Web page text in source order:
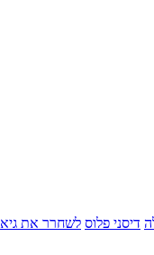
דיסני פלוס לשחרר את גיא